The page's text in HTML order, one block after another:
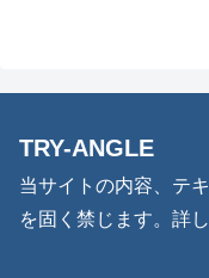
TRY-ANGLE
当サイトの内容、テ
を固く禁じます。詳